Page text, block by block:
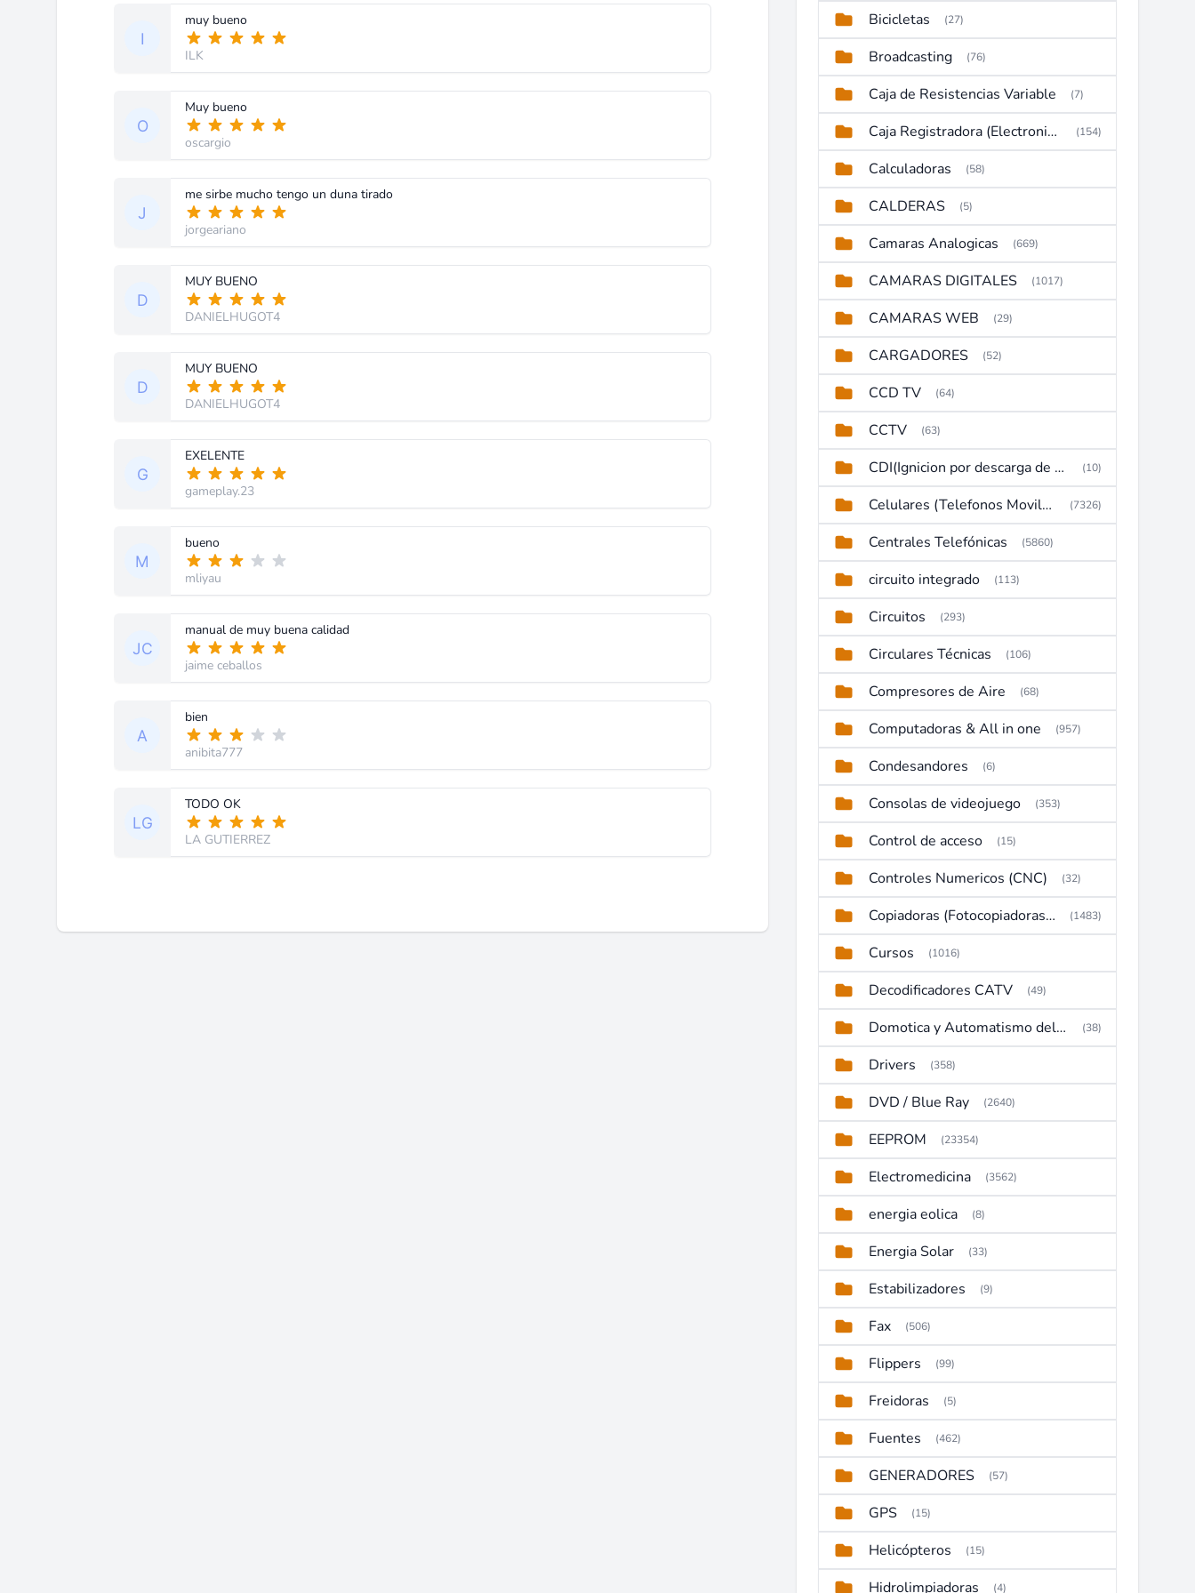
muy bueno
ILK
Muy bueno
oscargio
me sirbe mucho tengo un duna tirado
jorgeariano
MUY BUENO
DANIELHUGOT4
MUY BUENO
DANIELHUGOT4
EXELENTE
gameplay.23
bueno
mliyau
manual de muy buena calidad
jaime ceballos
bien
anibita777
TODO OK
LA GUTIERREZ
Bicicletas (27)
Broadcasting (76)
Caja de Resistencias Variable (7)
Caja Registradora (Electronic Cash Register) (154)
Calculadoras (58)
CALDERAS (5)
Camaras Analogicas (669)
CAMARAS DIGITALES (1017)
CAMARAS WEB (29)
CARGADORES (52)
CCD TV (64)
CCTV (63)
CDI(Ignicion por descarga de capacitor) (10)
Celulares (Telefonos Moviles) (7326)
Centrales Telefónicas (5860)
circuito integrado (113)
Circuitos (293)
Circulares Técnicas (106)
Compresores de Aire (68)
Computadoras & All in one (957)
Condesandores (6)
Consolas de videojuego (353)
Control de acceso (15)
Controles Numericos (CNC) (32)
Copiadoras (Fotocopiadoras, Multifunctions, Ploter, etc) (1483)
Cursos (1016)
Decodificadores CATV (49)
Domotica y Automatismo del hogar (38)
Drivers (358)
DVD / Blue Ray (2640)
EEPROM (23354)
Electromedicina (3562)
energia eolica (8)
Energia Solar (33)
Estabilizadores (9)
Fax (506)
Flippers (99)
Freidoras (5)
Fuentes (462)
GENERADORES (57)
GPS (15)
Helicópteros (15)
Hidrolimpiadoras (4)